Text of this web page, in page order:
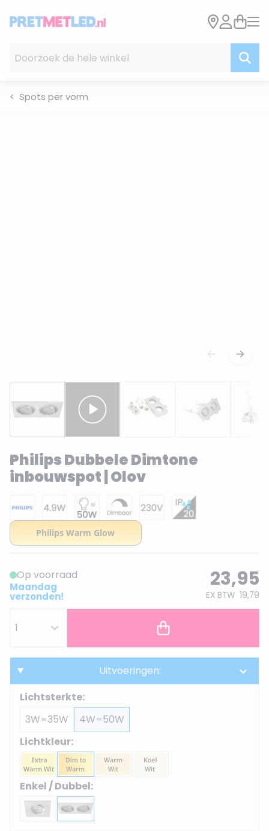
Spots per vorm
Philips Dubbele Dimtone
inbouwspot | Olov
Op voorraad
Maandag
verzonden!
23,95
EX BTW 19,79
Uitvoeringen:
Lichtsterkte:
3W=35W
4W=50W
Lichtkleur:
Enkel / Dubbel: